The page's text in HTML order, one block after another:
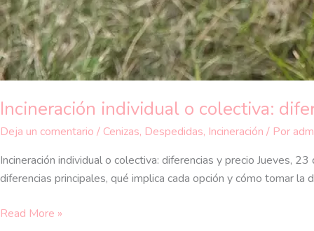
Incineración individual o colectiva:
Deja un comentario / Cenizas, Despedidas, Incineración / Por
Incineración individual o colectiva: diferencias y precio Jueves,
diferencias principales, qué implica cada opción y cómo tomar
Read More »